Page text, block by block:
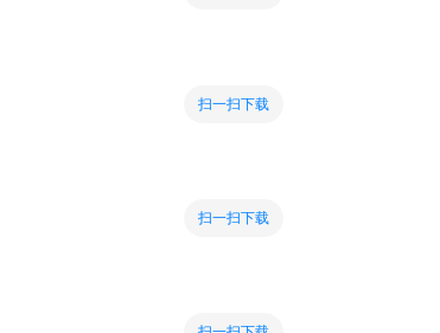
扫一扫下载
扫一扫下载